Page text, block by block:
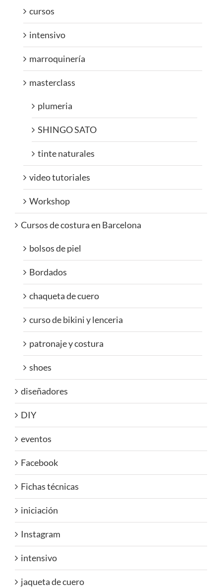
cursos
intensivo
marroquinería
masterclass
plumeria
SHINGO SATO
tinte naturales
video tutoriales
Workshop
Cursos de costura en Barcelona
bolsos de piel
Bordados
chaqueta de cuero
curso de bikini y lenceria
patronaje y costura
shoes
diseñadores
DIY
eventos
Facebook
Fichas técnicas
iniciación
Instagram
intensivo
jaqueta de cuero